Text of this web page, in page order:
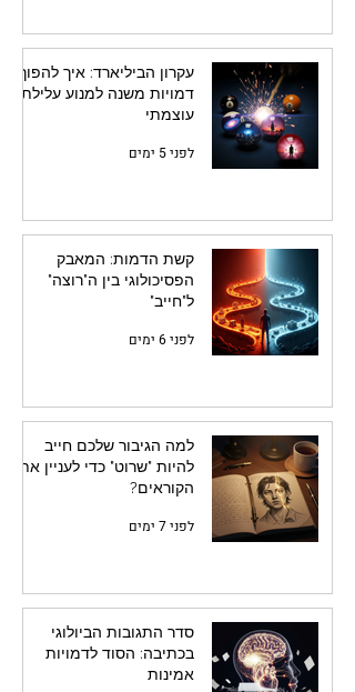
עקרון הביליארד: איך להפוך
דמויות משנה למנוע עלילתי
עוצמתי
לפני 5 ימים
קשת הדמות: המאבק
הפסיכולוגי בין ה"רוצה"
ל"חייב"
לפני 6 ימים
למה הגיבור שלכם חייב
להיות "שרוט" כדי לעניין את
הקוראים?
לפני 7 ימים
סדר התגובות הביולוגי
בכתיבה: הסוד לדמויות
אמינות